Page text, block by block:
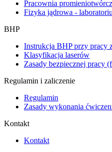
Pracownia
Fizyka jądrowa -
BHP
Instrukcja BHP przy pracy
Klasyfikacja laserów
Zasady bezpiecznej pracy
Regulamin i zaliczenie
Regulamin
Zasady wykonania
Kontakt
Kontakt